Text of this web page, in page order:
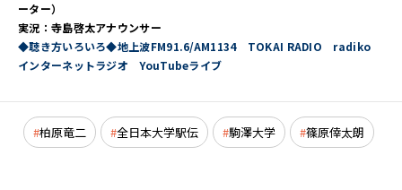
ーター）
実況：寺島啓太アナウンサー
◆聴き方いろいろ◆地上波FM91.6/AM1134 TOKAI RADIO radiko
インターネットラジオ YouTubeライブ
柏原竜二 全日本大学駅伝 駒澤大学 篠原倖太朗